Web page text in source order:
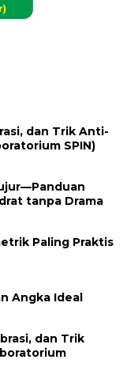
dan Trik Anti-
SPIN)
tanpa Drama
Paling Praktis
Angka Ideal
dan Trik